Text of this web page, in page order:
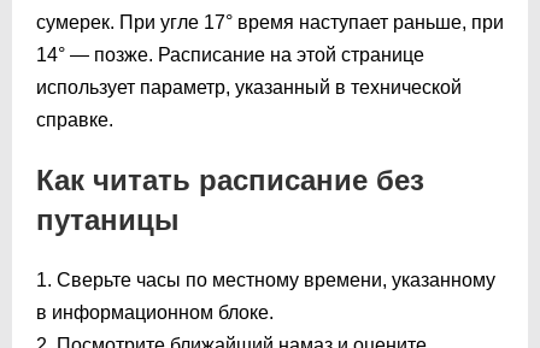
сумерек. При угле 17° время наступает раньше, при
14° — позже. Расписание на этой странице
использует параметр, указанный в технической
справке.
Как читать расписание без
путаницы
1. Сверьте часы по местному времени, указанному
в информационном блоке.